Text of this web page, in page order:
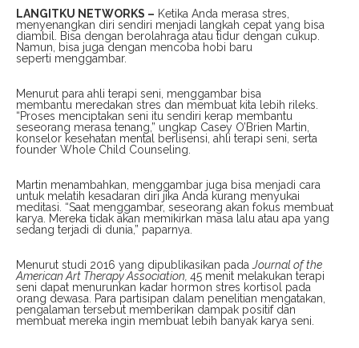
LANGITKU NETWORKS – Ketika Anda merasa stres,
menyenangkan diri sendiri menjadi langkah cepat yang bisa
diambil. Bisa dengan berolahraga atau tidur dengan cukup.
Namun, bisa juga dengan mencoba hobi baru
seperti menggambar.
Menurut para ahli terapi seni, menggambar bisa
membantu meredakan stres dan membuat kita lebih rileks.
“Proses menciptakan seni itu sendiri kerap membantu
seseorang merasa tenang,” ungkap Casey O’Brien Martin,
konselor kesehatan mental berlisensi, ahli terapi seni, serta
founder Whole Child Counseling.
Martin menambahkan, menggambar juga bisa menjadi cara
untuk melatih kesadaran diri jika Anda kurang menyukai
meditasi. “Saat menggambar, seseorang akan fokus membuat
karya. Mereka tidak akan memikirkan masa lalu atau apa yang
sedang terjadi di dunia,” paparnya.
Menurut studi 2016 yang dipublikasikan pada Journal of the
American Art Therapy Association, 45 menit melakukan terapi
seni dapat menurunkan kadar hormon stres kortisol pada
orang dewasa. Para partisipan dalam penelitian mengatakan,
pengalaman tersebut memberikan dampak positif dan
membuat mereka ingin membuat lebih banyak karya seni.